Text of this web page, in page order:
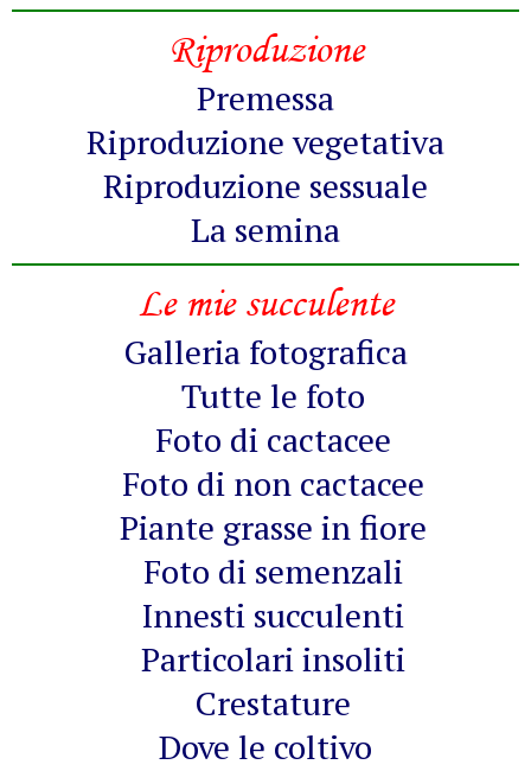
Riproduzione
Premessa
Riproduzione vegetativa
Riproduzione sessuale
La semina
Le mie succulente
Galleria fotografica
Tutte le foto
Foto di cactacee
Foto di non cactacee
Piante grasse in fiore
Foto di semenzali
Innesti succulenti
Particolari insoliti
Crestature
Dove le coltivo